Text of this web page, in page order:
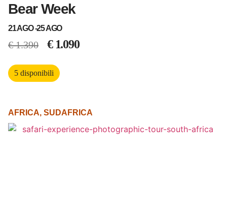
Bear Week
21 AGO -25 AGO
€1.390 €1.090
5 disponibili
AFRICA, SUDAFRICA